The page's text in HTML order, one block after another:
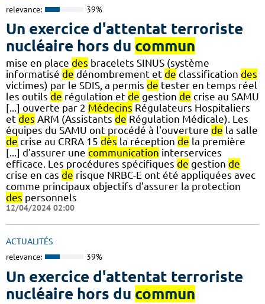
relevance: 39%
Un exercice d'attentat terroriste
nucléaire hors du commun
mise en place des bracelets SINUS (système
informatisé de dénombrement et de classification des
victimes) par le SDIS, a permis de tester en temps réel
les outils de régulation et de gestion de crise au SAMU
[...] ouverte par 2 Médecins Régulateurs Hospitaliers
et des ARM (Assistants de Régulation Médicale). Les
équipes du SAMU ont procédé à l'ouverture de la salle
de crise au CRRA 15 dès la réception de la première
[...] d'assurer une communication interservices
efficace. Les procédures spécifiques de gestion de
crise en cas de risque NRBC-E ont été appliquées avec
comme principaux objectifs d'assurer la protection
des personnels
12/04/2024 02:00
ACTUALITÉS
relevance: 39%
Un exercice d'attentat terroriste
nucléaire hors du commun